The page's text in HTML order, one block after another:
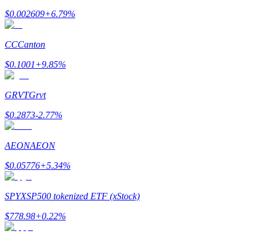
Giới thiệu
Mời một người bạn để nhận phần thưởng tiền mặt
BTC Welcome Rewards
$0.002609+6.79%
CCCanton
$0.1001+9.85%
GRVTGrvt
$0.2873-2.77%
AEONAEON
$0.05776+5.34%
SPYXSP500 tokenized ETF (xStock)
$778.98+0.22%